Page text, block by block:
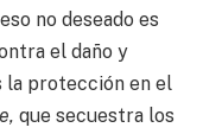
no deseado es
el daño y
la protección en el
que secuestra los